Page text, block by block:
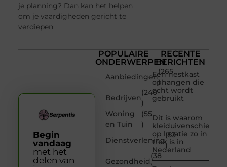
je planning? Dan kan het helpen
om je vaardigheden gericht te
verdiepen
POPULAIRE
ONDERWERPEN
Aanbiedingen
(265
)
Bedrijven
(240
)
Woning
en Tuin
(55
)
Dienstverlening
(53
)
Gezondheid
(38
RECENTE
BERICHTEN
Een nestkast
ophangen die
echt wordt
gebruikt
Dit is waarom
kleiduivenschieten
op locatie zo in
trek is in
Nederland
Begin
vandaag
met het
delen van